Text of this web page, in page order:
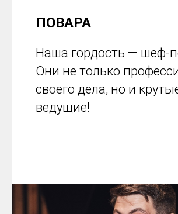
ПОВАРА
Наша гордость — шеф-
Они не только
своего дела, но и
ведущие!